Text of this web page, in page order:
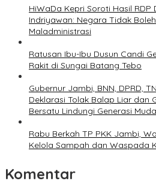
HiWaDa Kepri Soroti Hasil RDP
Indriyawan: Negara Tidak
Maladministrasi
Ratusan Ibu-Ibu Dusun Candi
Rakit di Sungai Batang Tebo
Gubernur Jambi, BNN, DPRD,
Deklarasi Tolak Balap Liar dan
Bersatu Lindungi Generasi Muda
Rabu Berkah TP PKK Jambi,
Kelola Sampah dan Waspada
Komentar